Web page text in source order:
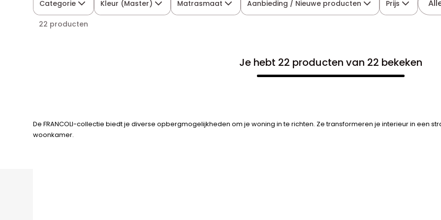
Categorie Kleur (Master) Matrasmaat Aanbieding / Nieuwe producten Prijs
22 producten
Je hebt 22 producten van 22 bekeken
De FRANCOLI-collectie biedt je diverse opbergmogelijkheden om je woning in te richten. Ze transformeren je interieur in een
woonkamer.